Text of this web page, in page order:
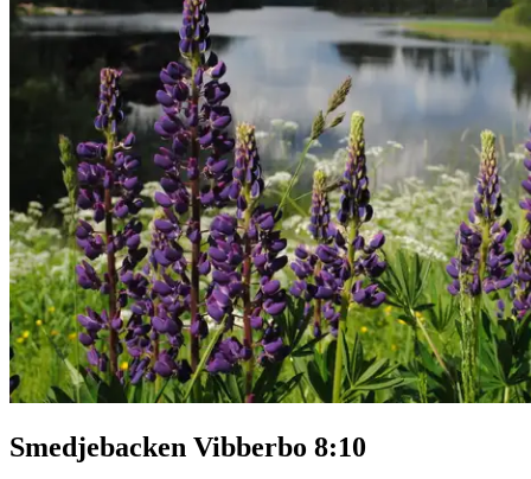
Smedjebacken Vibberbo 8:10